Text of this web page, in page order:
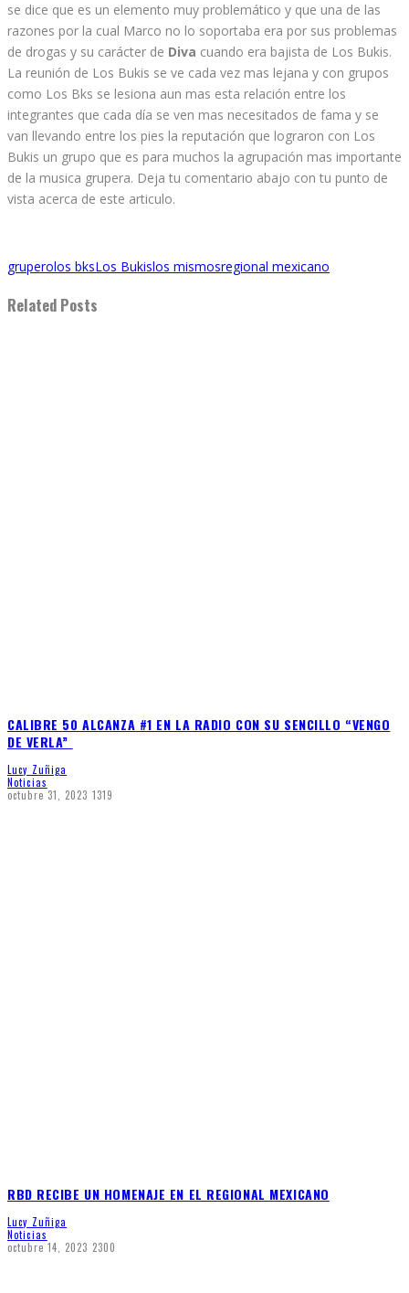
se dice que es un elemento muy problemático y que una de las
razones por la cual Marco no lo soportaba era por sus problemas
de drogas y su carácter de Diva cuando era bajista de Los Bukis.
La reunión de Los Bukis se ve cada vez mas lejana y con grupos
como Los Bks se lesiona aun mas esta relación entre los
integrantes que cada día se ven mas necesitados de fama y se
van llevando entre los pies la reputación que lograron con Los
Bukis un grupo que es para muchos la agrupación mas importante
de la musica grupera. Deja tu comentario abajo con tu punto de
vista acerca de este articulo.
gruperolos bksLos Bukislos mismosregional mexicano
Related Posts
CALIBRE 50 ALCANZA #1 EN LA RADIO CON SU SENCILLO “VENGO
DE VERLA”
Lucy Zuñiga
Noticias
octubre 31, 2023 1319
RBD RECIBE UN HOMENAJE EN EL REGIONAL MEXICANO
Lucy Zuñiga
Noticias
octubre 14, 2023 2300